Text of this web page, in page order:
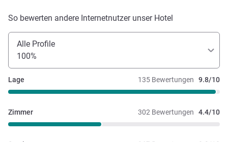
So bewerten andere Internetnutzer unser Hotel
Alle Profile
100%
135 Bewertungen 9.8/10
Lage
302 Bewertungen 4.4/10
Zimmer